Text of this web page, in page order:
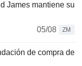
James mantiene su
05/08
ZM
de compra de